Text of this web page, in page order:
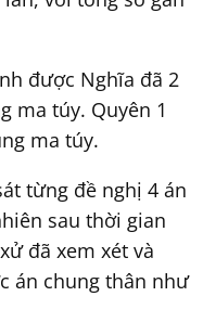
được Nghĩa đã 2
ma túy. Quyên 1
ma túy.
từng đề nghị 4 án
sau thời gian
đã xem xét và
án chung thân như